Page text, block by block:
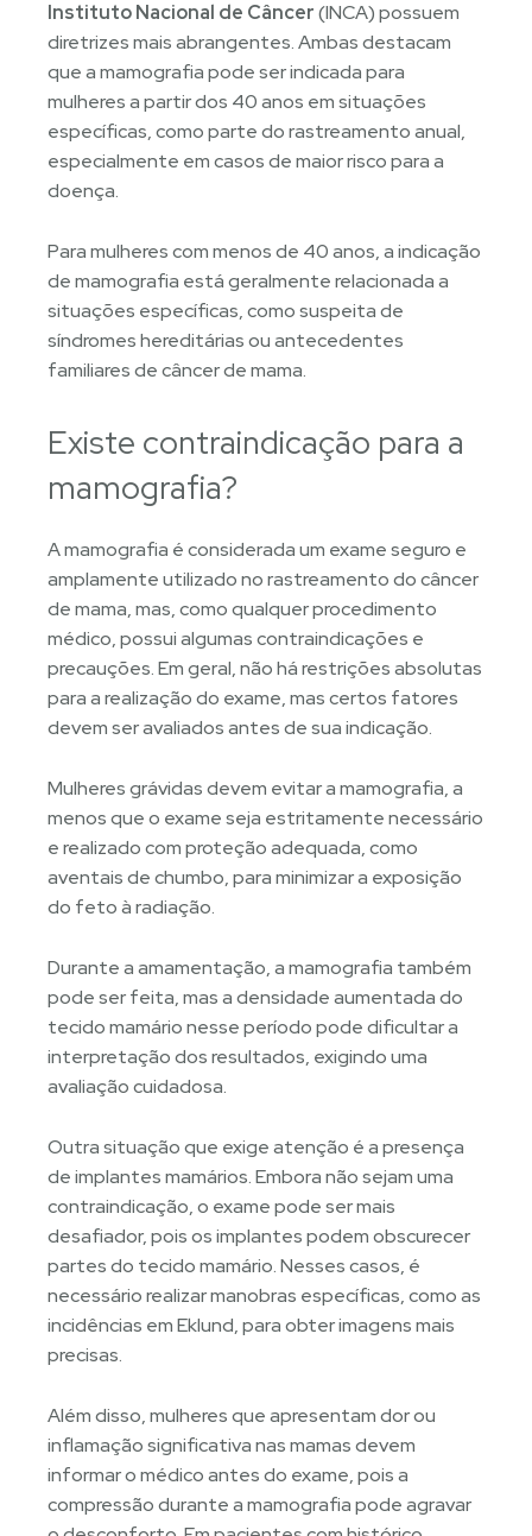
Instituto Nacional de Câncer(INCA) possuem
diretrizes mais abrangentes. Ambas destacam
que a mamografia pode ser indicada para
mulheres a partir dos 40 anos em situações
específicas, como parte do rastreamento anual,
especialmente em casos de maior risco para a
doença.
Para mulheres com menos de 40 anos, a indicação
de mamografia está geralmente relacionada a
situações específicas, como suspeita de
síndromes hereditárias ou antecedentes
familiares de câncer de mama.
Existe contraindicação para a
mamografia?
A mamografia é considerada um exame seguro e
amplamente utilizado no rastreamento do câncer
de mama, mas, como qualquer procedimento
médico, possui algumas contraindicações e
precauções. Em geral, não há restrições absolutas
para a realização do exame, mas certos fatores
devem ser avaliados antes de sua indicação.
Mulheres grávidas devem evitar a mamografia, a
menos que o exame seja estritamente necessário
e realizado com proteção adequada, como
aventais de chumbo, para minimizar a exposição
do feto à radiação.
Durante a amamentação, a mamografia também
pode ser feita, mas a densidade aumentada do
tecido mamário nesse período pode dificultar a
interpretação dos resultados, exigindo uma
avaliação cuidadosa.
Outra situação que exige atenção é a presença
de implantes mamários. Embora não sejam uma
contraindicação, o exame pode ser mais
desafiador, pois os implantes podem obscurecer
partes do tecido mamário. Nesses casos, é
necessário realizar manobras específicas, como as
incidências em Eklund, para obter imagens mais
precisas.
Além disso, mulheres que apresentam dor ou
inflamação significativa nas mamas devem
informar o médico antes do exame, pois a
compressão durante a mamografia pode agravar